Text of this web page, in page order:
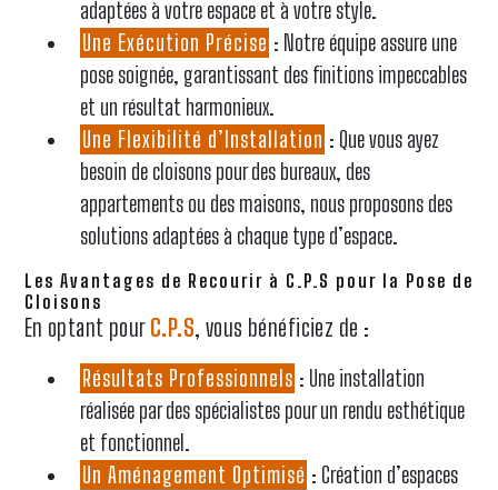
adaptées à votre espace et à votre style.
Une Exécution Précise : Notre équipe assure une
pose soignée, garantissant des finitions impeccables
et un résultat harmonieux.
Une Flexibilité d’Installation : Que vous ayez
besoin de cloisons pour des bureaux, des
appartements ou des maisons, nous proposons des
solutions adaptées à chaque type d’espace.
Les Avantages de Recourir à C.P.S pour la Pose de
Cloisons
En optant pour C.P.S, vous bénéficiez de :
Résultats Professionnels : Une installation
réalisée par des spécialistes pour un rendu esthétique
et fonctionnel.
Un Aménagement Optimisé : Création d’espaces